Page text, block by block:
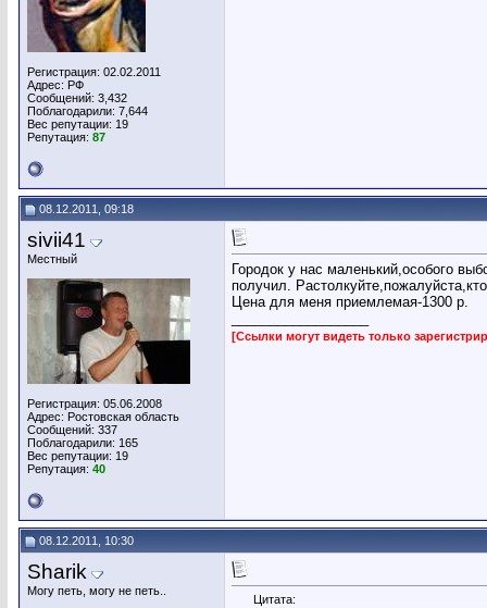
Регистрация: 02.02.2011
Адрес: РФ
Сообщений: 3,432
Поблагодарили: 7,644
Вес репутации: 19
Репутация: 87
08.12.2011, 09:18
sivii41
Местный
Регистрация: 05.06.2008
Адрес: Ростовская область
Сообщений: 337
Поблагодарили: 165
Вес репутации: 19
Репутация: 40
Городок у нас маленький,особого
получил.
Цена для меня приемлемая-1300 р.
[Ссылки могут видеть только
08.12.2011, 10:30
Sharik
Могу петь, могу не петь..
Цитата: